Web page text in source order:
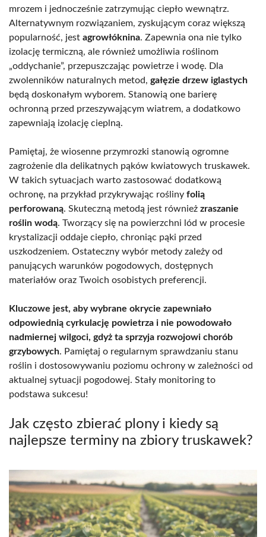
mrozem i jednocześnie zatrzymując ciepło wewnątrz.
Alternatywnym rozwiązaniem, zyskującym coraz większą
popularność, jest agrowłóknina. Zapewnia ona nie tylko
izolację termiczną, ale również umożliwia roślinom
„oddychanie”, przepuszczając powietrze i wodę. Dla
zwolenników naturalnych metod, gałęzie drzew iglastych
będą doskonałym wyborem. Stanowią one barierę
ochronną przed przeszywającym wiatrem, a dodatkowo
zapewniają izolację cieplną.
Pamiętaj, że wiosenne przymrozki stanowią ogromne
zagrożenie dla delikatnych pąków kwiatowych truskawek.
W takich sytuacjach warto zastosować dodatkową
ochronę, na przykład przykrywając rośliny folią
perforowaną. Skuteczną metodą jest również zraszanie
roślin wodą. Tworzący się na powierzchni lód w procesie
krystalizacji oddaje ciepło, chroniąc pąki przed
uszkodzeniem. Ostateczny wybór metody zależy od
panujących warunków pogodowych, dostępnych
materiałów oraz Twoich osobistych preferencji.
Kluczowe jest, aby wybrane okrycie zapewniało
odpowiednią cyrkulację powietrza i nie powodowało
nadmiernej wilgoci, gdyż ta sprzyja rozwojowi chorób
grzybowych. Pamiętaj o regularnym sprawdzaniu stanu
roślin i dostosowywaniu poziomu ochrony w zależności od
aktualnej sytuacji pogodowej. Stały monitoring to
podstawa sukcesu!
Jak często zbierać plony i kiedy są
najlepsze terminy na zbiory truskawek?